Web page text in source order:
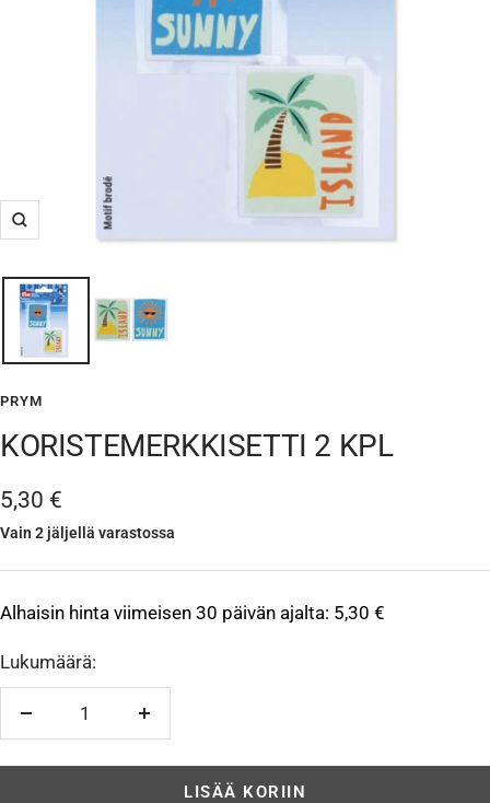
Suurenna
PRYM
KORISTEMERKKISETTI 2 KPL
Alennushinta
5,30 €
Vain 2 jäljellä varastossa
Alhaisin hinta viimeisen 30 päivän ajalta: 5,30 €
Lukumäärä:
Vähennä
LISÄÄ KORIIN